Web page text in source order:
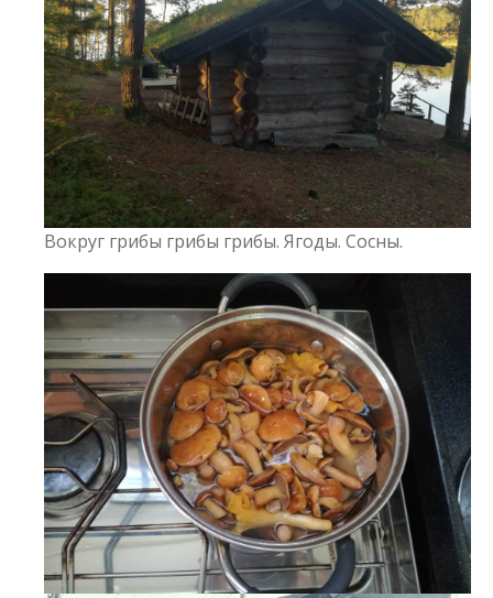
Вокруг грибы грибы грибы. Ягоды. Сосны.